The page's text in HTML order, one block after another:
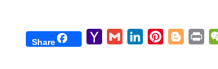
WeChat
Print
Blogger
Pinterest
LinkedIn
Gmail
Yahoo
Share